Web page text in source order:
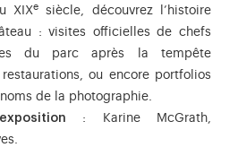
XIXe
siècle, découvrez l’histoire
: visites officielles de chefs
du parc après la tempête
ou encore portfolios
de la photographie.
: Karine McGrath,